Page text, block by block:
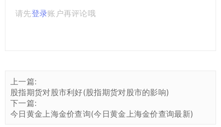
请先登录账户再评论哦
上一篇:
股指期货对股市利好(股指期货对股市的影响)
下一篇:
今日黄金上海金价查询(今日黄金上海金价查询最新)